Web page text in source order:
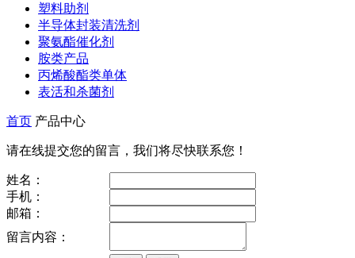
塑料助剂
半导体封装清洗剂
聚氨酯催化剂
胺类产品
丙烯酸酯类单体
表活和杀菌剂
首页 产品中心
请在线提交您的留言，我们将尽快联系您！
姓名：
手机：
邮箱：
留言内容：